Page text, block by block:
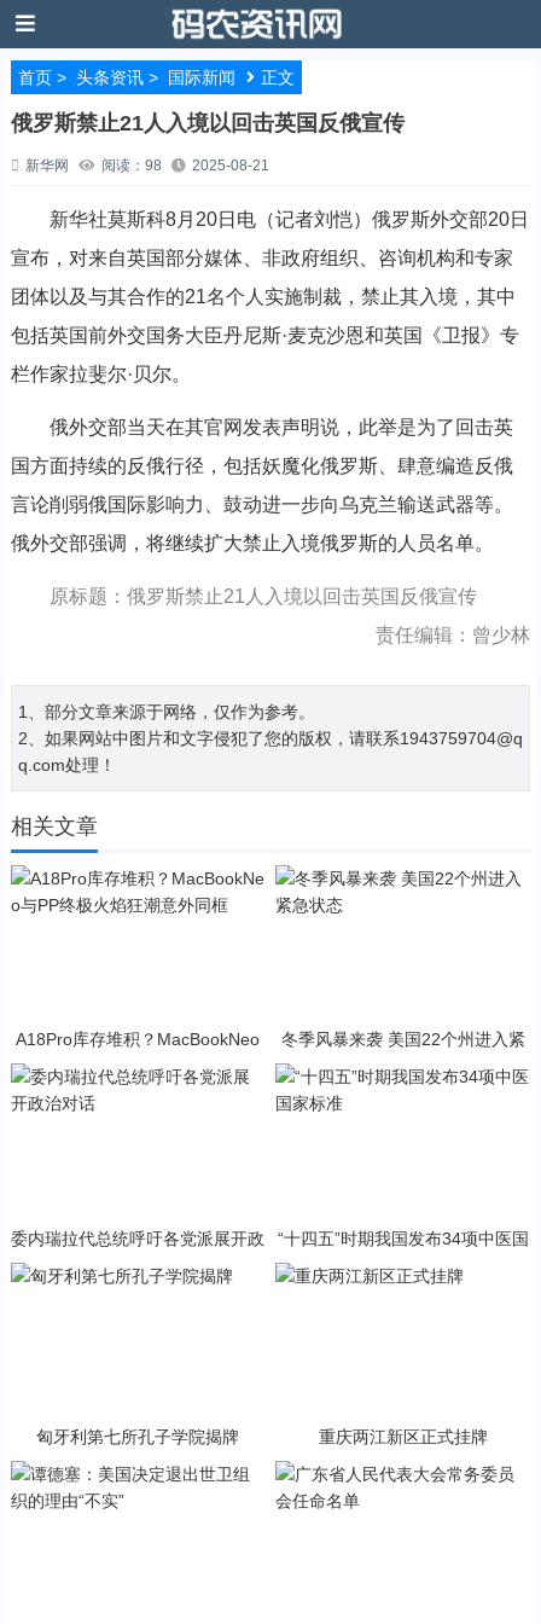
首页> 头条资讯> 国际新闻 正文
俄罗斯禁止21人入境以回击英国反俄宣传
新华网 阅读：98 2025-08-21
新华社莫斯科8月20日电（记者刘恺）俄罗斯外交部20日
宣布，对来自英国部分媒体、非政府组织、咨询机构和专家
团体以及与其合作的21名个人实施制裁，禁止其入境，其中
包括英国前外交国务大臣丹尼斯·麦克沙恩和英国《卫报》专
栏作家拉斐尔·贝尔。
俄外交部当天在其官网发表声明说，此举是为了回击英
国方面持续的反俄行径，包括妖魔化俄罗斯、肆意编造反俄
言论削弱俄国际影响力、鼓动进一步向乌克兰输送武器等。
俄外交部强调，将继续扩大禁止入境俄罗斯的人员名单。
原标题：俄罗斯禁止21人入境以回击英国反俄宣传
责任编辑：曾少林
1、部分文章来源于网络，仅作为参考。
2、如果网站中图片和文字侵犯了您的版权，请联系1943759704@q
q.com处理！
相关文章
A18Pro库存堆积？MacBookNeo
与PP终极火焰狂潮意外同框
冬季风暴来袭 美国22个州进入紧
急状态
委内瑞拉代总统呼吁各党派展开政
“十四五”时期我国发布34项中医国
匈牙利第七所孔子学院揭牌 重庆两江新区正式挂牌